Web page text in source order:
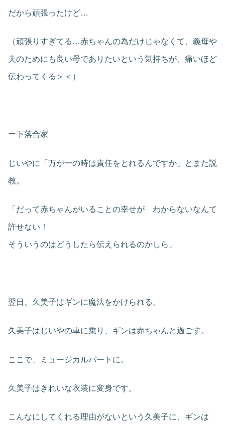
だから頑張ったけど…
（頑張りすぎてる…赤ちゃんの為だけじゃなくて、義母や
夫のためにも良い母でありたいという気持ちが、痛いほど
伝わってくる＞＜）
ー下落合家
じいやに「万が一の時は責任をとれるんですか」とまた説
教。
「だって赤ちゃんがいることの幸せが わからないなんて
許せない！
そういうのはどうしたら伝えられるのかしら」
翌日、久美子はギンに魔法をかけられる。
久美子はじいやの車に乗り、ギンは赤ちゃんと過ごす。
ここで、ミュージカルパートに。
久美子はきれいな衣装に変身です。
こんなにしてくれる理由がないという久美子に、ギンは